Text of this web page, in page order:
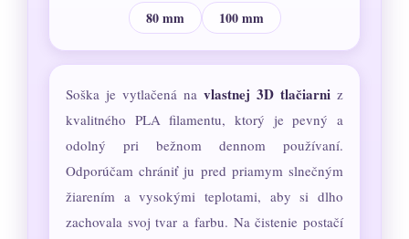
80 mm 100 mm
Soška je vytlačená na vlastnej 3D tlačiarni z
kvalitného PLA filamentu, ktorý je pevný a
odolný pri bežnom dennom používaní.
Odporúčam chrániť ju pred priamym slnečným
žiarením a vysokými teplotami, aby si dlho
zachovala svoj tvar a farbu. Na čistenie postačí